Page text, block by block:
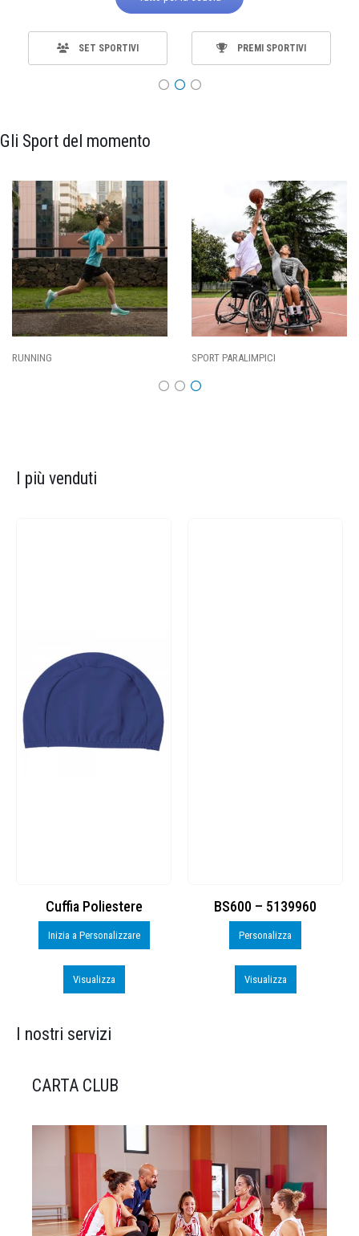
SET SPORTIVI PREMI SPORTIVI
Gli Sport del momento
SPORT PARALIMPICI
I più venduti
Cuffia Poliestere
Inizia a Personalizzare
Visualizza
BS600 – 5139960
Personalizza
Visualizza
I nostri servizi
CARTA CLUB